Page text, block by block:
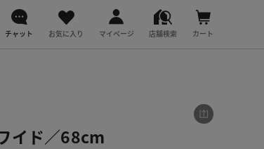
チャット お気に入り マイページ 店舗検索 カート
イド／68cm